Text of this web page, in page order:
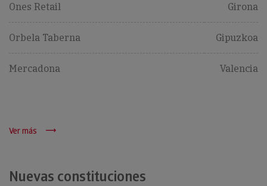
Ones Retail Girona
Orbela Taberna Gipuzkoa
Mercadona Valencia
Ver más
Nuevas constituciones